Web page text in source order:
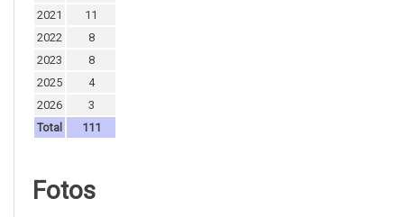
2021
11
2022
8
2023
8
2025
4
2026
3
Total
111
Fotos